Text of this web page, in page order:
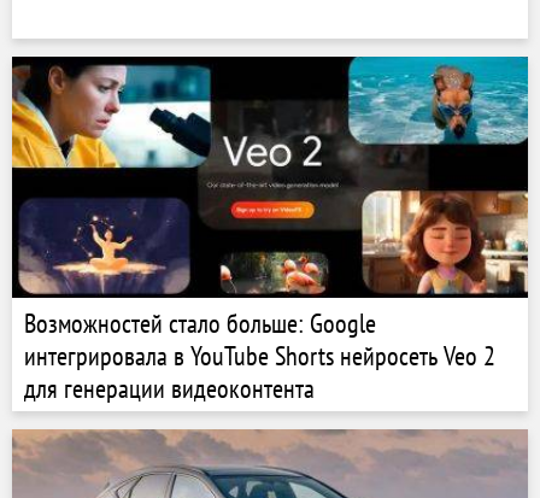
Возможностей стало больше: Google
интегрировала в YouTube Shorts нейросеть Veo 2
для генерации видеоконтента